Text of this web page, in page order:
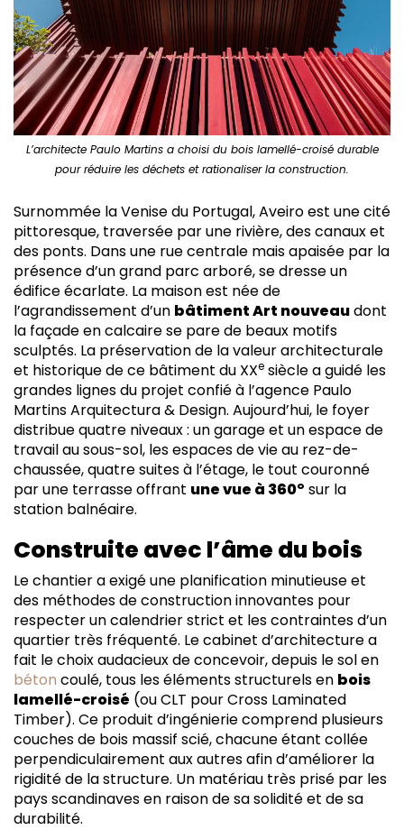
L’architecte Paulo Martins a choisi du bois lamellé-croisé durable
pour réduire les déchets et rationaliser la construction.
Surnommée la Venise du Portugal, Aveiro est une cité
pittoresque, traversée par une rivière, des canaux et
des ponts. Dans une rue centrale mais apaisée par la
présence d’un grand parc arboré, se dresse un
édifice écarlate. La maison est née de
l’agrandissement d’un bâtiment Art nouveaudont
la façade en calcaire se pare de beaux motifs
sculptés. La préservation de la valeur architecturale
et historique de ce bâtiment du XXe siècle a guidé les
grandes lignes du projet confié à l’agence Paulo
Martins Arquitectura & Design. Aujourd’hui, le foyer
distribue quatre niveaux : un garage et un espace de
travail au sous-sol, les espaces de vie au rez-de-
chaussée, quatre suites à l’étage, le tout couronné
par une terrasse offrant une vue à 360° sur la
station balnéaire.
Construite avec l’âme du bois
Le chantier a exigé une planification minutieuse et
des méthodes de construction innovantes pour
respecter un calendrier strict et les contraintes d’un
quartier très fréquenté. Le cabinet d’architecture a
fait le choix audacieux de concevoir, depuis le sol en
béton coulé, tous les éléments structurels en bois
lamellé-croisé (ou CLT pour Cross Laminated
Timber). Ce produit d’ingénierie comprend plusieurs
couches de bois massif scié, chacune étant collée
perpendiculairement aux autres afin d’améliorer la
rigidité de la structure. Un matériau très prisé par les
pays scandinaves en raison de sa solidité et de sa
durabilité.